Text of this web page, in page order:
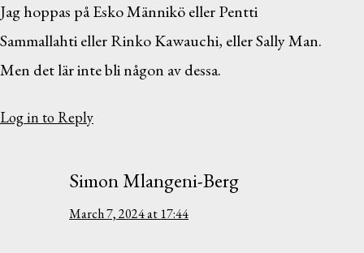
Jag hoppas på Esko Männikö eller Pentti
Sammallahti eller Rinko Kawauchi, eller Sally Man.
Men det lär inte bli någon av dessa.
Log in to Reply
Simon Mlangeni-Berg
March 7, 2024 at 17:44